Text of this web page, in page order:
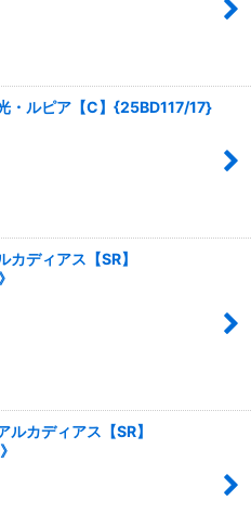
・ルピア【C】{25BD117/17}
ディアス【SR】
カディアス【SR】